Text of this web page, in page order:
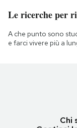
Le ricerche per
A che punto sono
e farci vivere più a
Chi